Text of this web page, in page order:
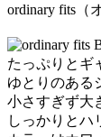
ordinary fits（
たっぷりとギ
ゆとりのある
小さすぎず大
しっかりとハ